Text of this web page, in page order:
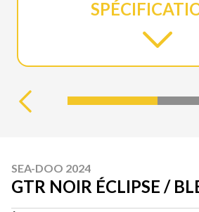
SEA-DOO 2024
GTR NOIR ÉCLIPSE /